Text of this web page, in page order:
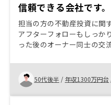
信頼できる会社です。
担当の方の不動産投資に関
アフターフォローもしっか
った後のオーナー同士の交
た、今回のキャンペーン
せていただきました。
50代後半 / 年収1300万円台